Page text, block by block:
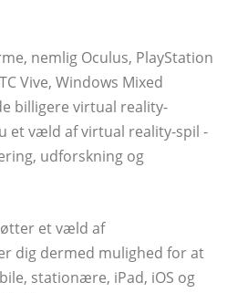
nemlig Oculus, PlayStation
Vive, Windows Mixed
billigere virtual reality-
et væld af virtual reality-spil -
udforskning og
et væld af
dig dermed mulighed for at
stationære, iPad, iOS og